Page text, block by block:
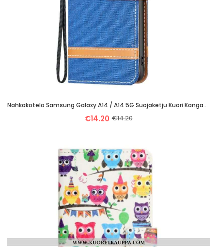
Nahkakotelo Samsung Galaxy A14 / A14 5G Suojaketju Kuori Kangas- Ja Nahkaefektihihna
€14.20 €14.20